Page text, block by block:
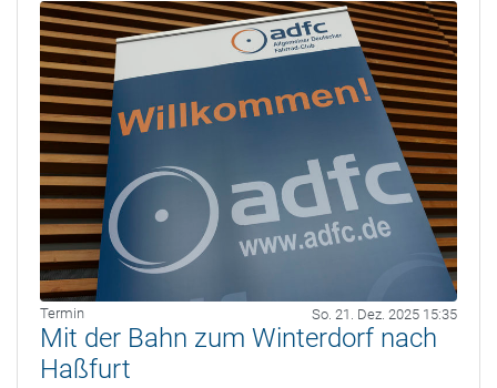
Termin So. 21. Dez. 2025 15:35
Mit der Bahn zum Winterdorf nach
Haßfurt